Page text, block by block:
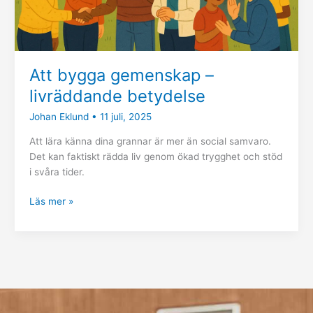
Att bygga gemenskap –
livräddande betydelse
Johan Eklund • 11 juli, 2025
Att lära känna dina grannar är mer än social samvaro.
Det kan faktiskt rädda liv genom ökad trygghet och stöd
i svåra tider.
Läs mer »